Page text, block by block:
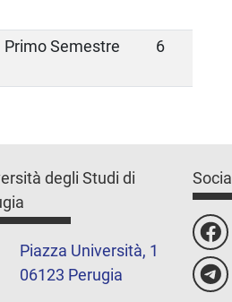
Primo Semestre 6
degli Studi di
Piazza Università, 1
06123 Perugia
Social